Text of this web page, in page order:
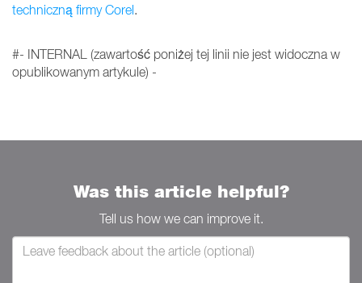
techniczną firmy Corel.
#- INTERNAL (zawartość poniżej tej linii nie jest widoczna w
opublikowanym artykule) -
Was this article helpful?
Tell us how we can improve it.